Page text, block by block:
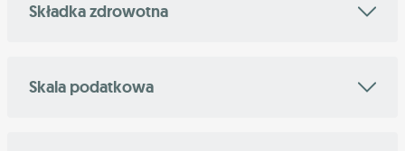
Składka zdrowotna
Skala podatkowa